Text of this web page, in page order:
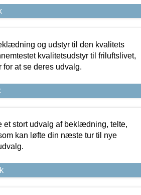
og udstyr til den kvalitets
kvalitetsudstyr til friluftslivet,
for at se deres udvalg.
et stort udvalg af beklædning, telte,
kan løfte din næste tur til nye